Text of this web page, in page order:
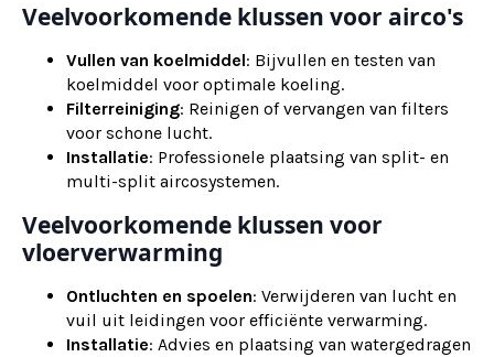
Veelvoorkomende klussen voor airco's
Vullen van koelmiddel: Bijvullen en testen van
koelmiddel voor optimale koeling.
Filterreiniging: Reinigen of vervangen van filters
voor schone lucht.
Installatie: Professionele plaatsing van split- en
multi-split aircosystemen.
Veelvoorkomende klussen voor
vloerverwarming
Ontluchten en spoelen: Verwijderen van lucht en
vuil uit leidingen voor efficiënte verwarming.
Installatie: Advies en plaatsing van watergedragen